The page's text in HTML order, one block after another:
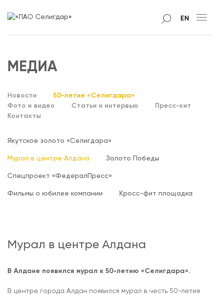
EN
МЕДИА
Новости
50-летие «Селигдара»
Фото и видео
Статьи и интервью
Пресс-кит
Контакты
Якутское золото «Селигдара»
Мурал в центре Алдана Золото Победы
Спецпроект «ФедералПресс»
Фильмы о юбилее компании Кросс-фит площадка
Мурал в центре Алдана
В Алдане появился мурал к 50-летию «Селигдара».
В центре города Алдан появился мурал в честь 50-летия